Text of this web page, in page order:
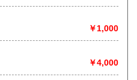
￥1,000
￥4,000